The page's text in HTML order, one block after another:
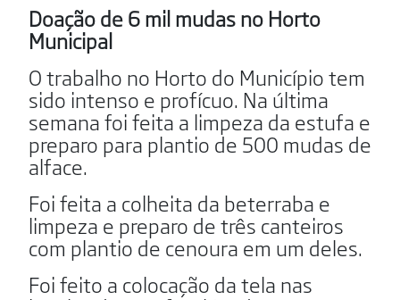
Doação de 6 mil mudas no Horto
Municipal
O trabalho no Horto do Município tem
sido intenso e profícuo. Na última
semana foi feita a limpeza da estufa e
preparo para plantio de 500 mudas de
alface.
Foi feita a colheita da beterraba e
limpeza e preparo de três canteiros
com plantio de cenoura em um deles.
Foi feito a colocação da tela nas